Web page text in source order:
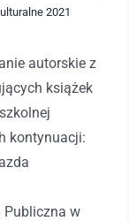
2021
autorskie z
książek
kontynuacji:
Publiczna w